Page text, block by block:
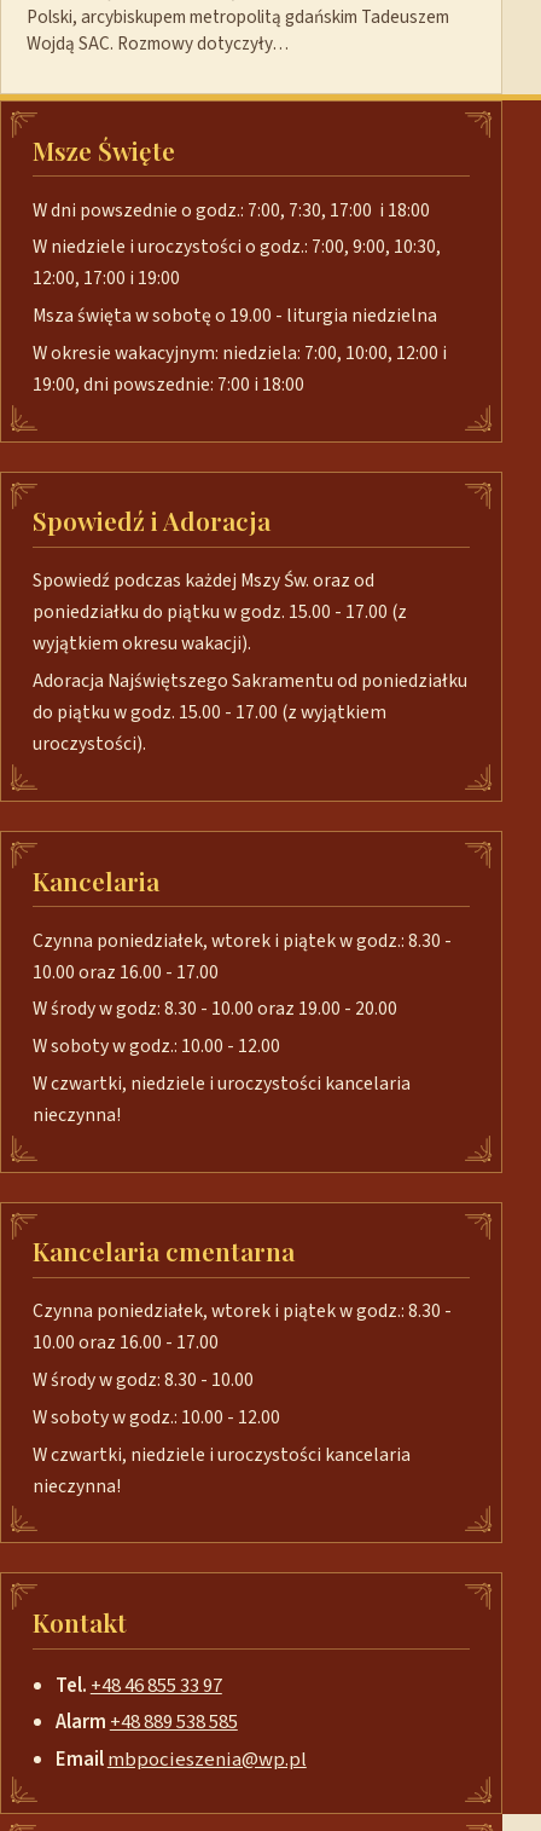
Polski, arcybiskupem metropolitą gdańskim Tadeuszem
Wojdą SAC. Rozmowy dotyczyły…
Msze Święte
W dni powszednie o godz.: 7:00, 7:30, 17:00 i 18:00
W niedziele i uroczystości o godz.: 7:00, 9:00, 10:30,
12:00, 17:00 i 19:00
Msza święta w sobotę o 19.00 - liturgia niedzielna
W okresie wakacyjnym: niedziela: 7:00, 10:00, 12:00 i
19:00, dni powszednie: 7:00 i 18:00
Spowiedź i Adoracja
Spowiedź podczas każdej Mszy Św. oraz od
poniedziałku do piątku w godz. 15.00 - 17.00 (z
wyjątkiem okresu wakacji).
Adoracja Najświętszego Sakramentu od poniedziałku
do piątku w godz. 15.00 - 17.00 (z wyjątkiem
uroczystości).
Kancelaria
Czynna poniedziałek, wtorek i piątek w godz.: 8.30 -
10.00 oraz 16.00 - 17.00
W środy w godz: 8.30 - 10.00 oraz 19.00 - 20.00
W soboty w godz.: 10.00 - 12.00
W czwartki, niedziele i uroczystości kancelaria
nieczynna!
Kancelaria cmentarna
Czynna poniedziałek, wtorek i piątek w godz.: 8.30 -
10.00 oraz 16.00 - 17.00
W środy w godz: 8.30 - 10.00
W soboty w godz.: 10.00 - 12.00
W czwartki, niedziele i uroczystości kancelaria
nieczynna!
Kontakt
Tel. +48 46 855 33 97
Alarm+48 889 538 585
Emailmbpocieszenia@wp.pl